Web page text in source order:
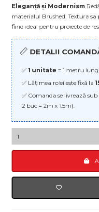
Eleganță și Modernism
materialul Brushed. Textura
fiind ideal pentru proiecte de
📏 DETALII
✅ 1 unitate = 1 metru
✅ Lățimea rolei este fixă la
✅ Comanda se livrează
2 buc = 2m x 1.5m).